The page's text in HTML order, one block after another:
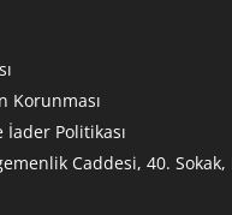
Korunması
İader Politikası
Caddesi, 40.